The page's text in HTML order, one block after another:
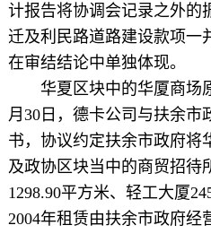
计报告将协调会记录之外的
迁及利民路道路建设款项一
在审结结论中单独体现。
华夏区块中的华厦商场
月30日，德卡公司与扶余市
书，协议约定扶余市政府将
及政协区块当中的商贸招待
1298.90平方米、轻工大厦
2004年租赁由扶余市政府经